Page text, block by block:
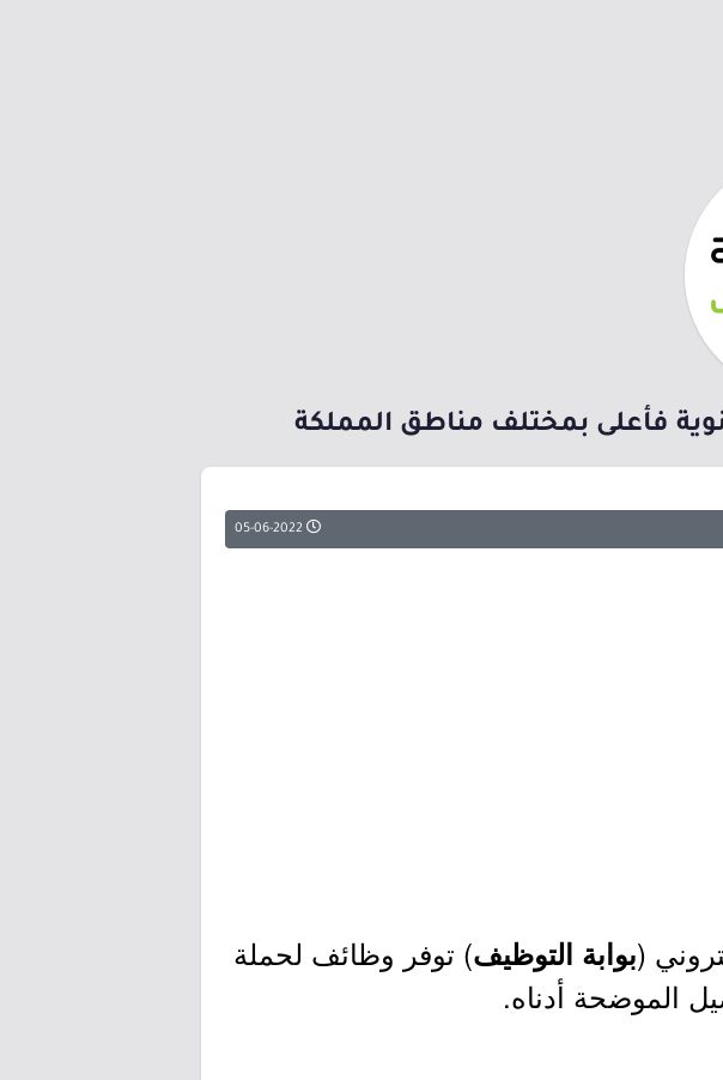
فأعلى بمختلف مناطق المملكة
(بوابة التوظيف) توفر وظائف لحملة
الموضحة أدناه.